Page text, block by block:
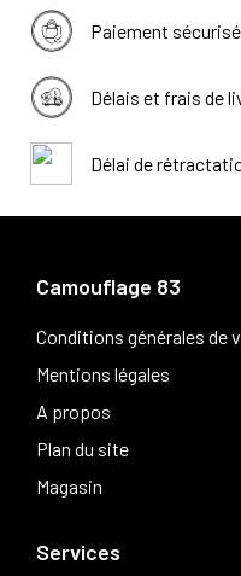
Paiement sécurisé
Délais et frais de
Délai de
Camouflage 83
Conditions générales de
Mentions légales
A propos
Plan du site
Magasin
Services